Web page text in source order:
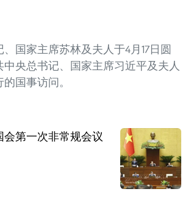
国家主席苏林及夫人于4月17日圆
央总书记、国家主席习近平及夫人
国事访问。
第一次非常规会议